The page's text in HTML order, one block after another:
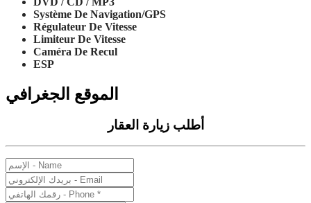
Système De Navigation/GPS
Régulateur De Vitesse
Limiteur De Vitesse
Caméra De Recul
ESP
الموقع الجغرافي
أطلب زيارة العقار